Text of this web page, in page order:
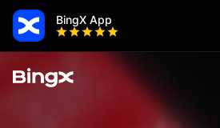
BingX App